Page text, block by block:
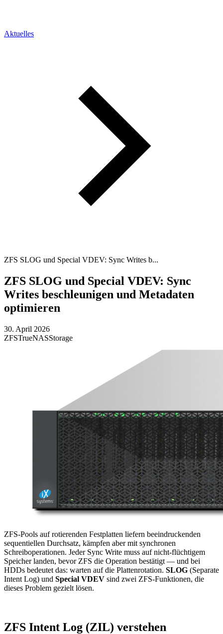
Aktuelles
ZFS SLOG und Special VDEV: Sync Writes b...
ZFS SLOG und Special VDEV: Sync
Writes beschleunigen und Metadaten
optimieren
30. April 2026
ZFSTrueNASStorage
ZFS-Pools auf rotierenden Festplatten liefern beeindruckenden
sequentiellen Durchsatz, kämpfen aber mit synchronen
Schreiboperationen. Jeder Sync Write muss auf nicht-flüchtigem
Speicher landen, bevor ZFS die Operation bestätigt — und bei
HDDs bedeutet das: warten auf die Plattenrotation. SLOG (Separate
Intent Log) und Special VDEV sind zwei ZFS-Funktionen, die
dieses Problem gezielt lösen.
ZFS Intent Log (ZIL) verstehen